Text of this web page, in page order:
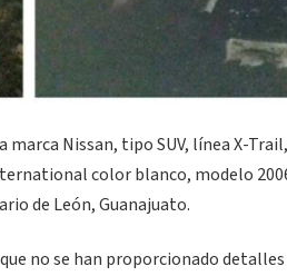
Nissan, tipo SUV, línea X-
color blanco, modelo
de León, Guanajuato.
no se han proporcionado detalles